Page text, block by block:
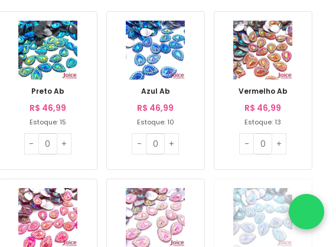
Preto Ab
R$ 46,99
Estoque: 15
Azul Ab
R$ 46,99
Estoque: 10
Vermelho Ab
R$ 46,99
Estoque: 13